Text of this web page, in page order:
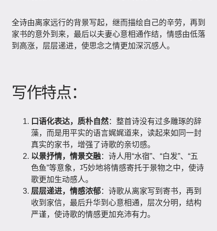
全诗由离家远行的背景写起，继而描绘自己的辛劳，再到
家书的意外到来，最后以夫妻心意相通作结，情感由低落
到高涨，层层递进，使思念之情更加深沉感人。
写作特点：
口语化表达，质朴自然：整首诗没有过多雕琢的辞
藻，而是用平实的语言娓娓道来，读起来如同一封
真实的家书，增强了诗歌的亲切感。
以景抒情，情景交融：诗人用“水宿”、“白发”、“五
色鱼”等意象，巧妙地将情感寄托于景物之中，使诗
歌更加生动感人。
层层递进，情感浓郁：诗歌从离家写到寄书，再到
收到家信，最后升华到心意相通，层次分明，结构
严谨，使诗歌的情感更加充沛有力。